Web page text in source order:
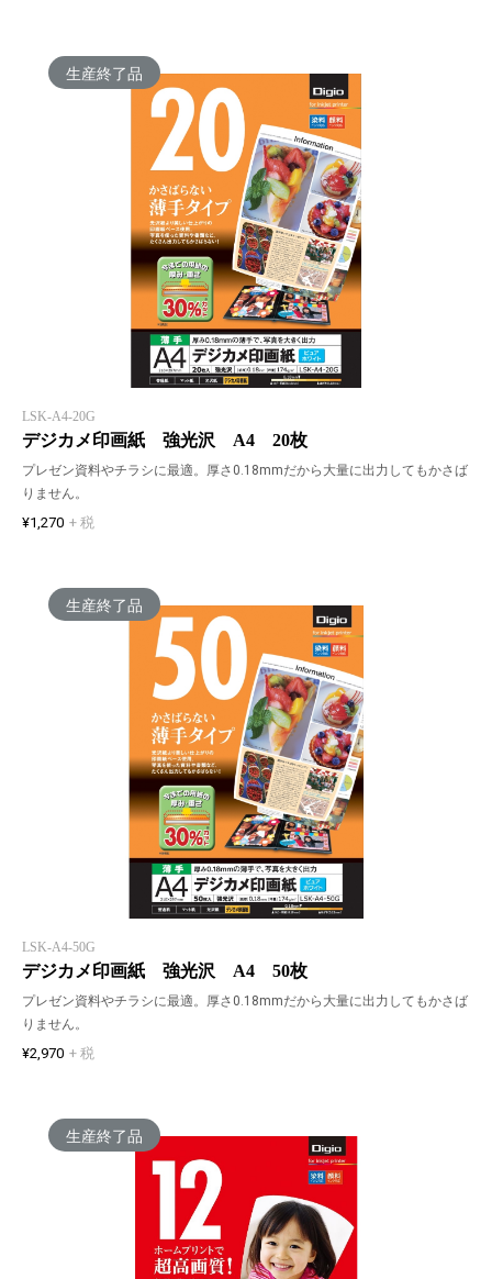
生産終了品
LSK-A4-20G
デジカメ印画紙 強光沢 A4 20枚
プレゼン資料やチラシに最適。厚さ0.18mmだから大量に出力してもかさば
りません。
¥1,270 + 税
生産終了品
LSK-A4-50G
デジカメ印画紙 強光沢 A4 50枚
プレゼン資料やチラシに最適。厚さ0.18mmだから大量に出力してもかさば
りません。
¥2,970 + 税
生産終了品